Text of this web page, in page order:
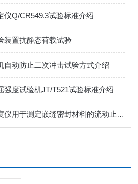
仪Q/CR549.3试验标准介绍
装置抗静态荷载试验
自动防止二次冲击试验方式介绍
强度试验机JT/T521试验标准介绍
水工密封材料流动度仪用于测定嵌缝密封材料的流动止水长度